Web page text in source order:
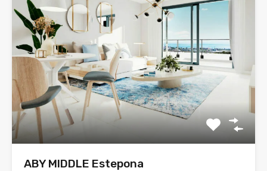
ABY MIDDLE Estepona